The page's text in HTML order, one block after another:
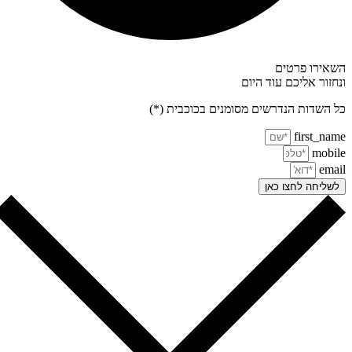
פרטים
אליכם עוד היום
השדות הנדרשים מסומנים בכוכבית (*)
לשליחה לחצו כאן